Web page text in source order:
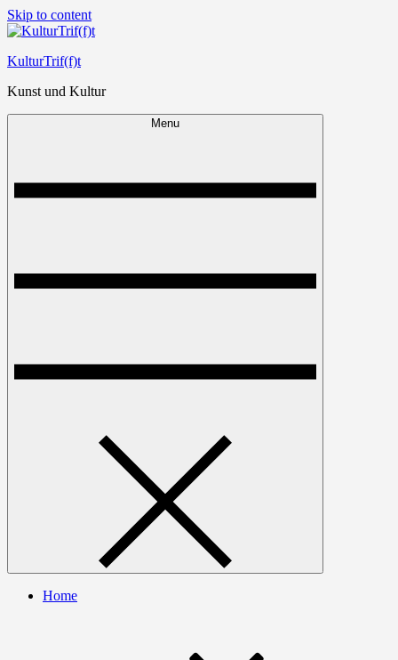
Skip to content
KulturTrif(f)t
Kunst und Kultur
Menu
Home